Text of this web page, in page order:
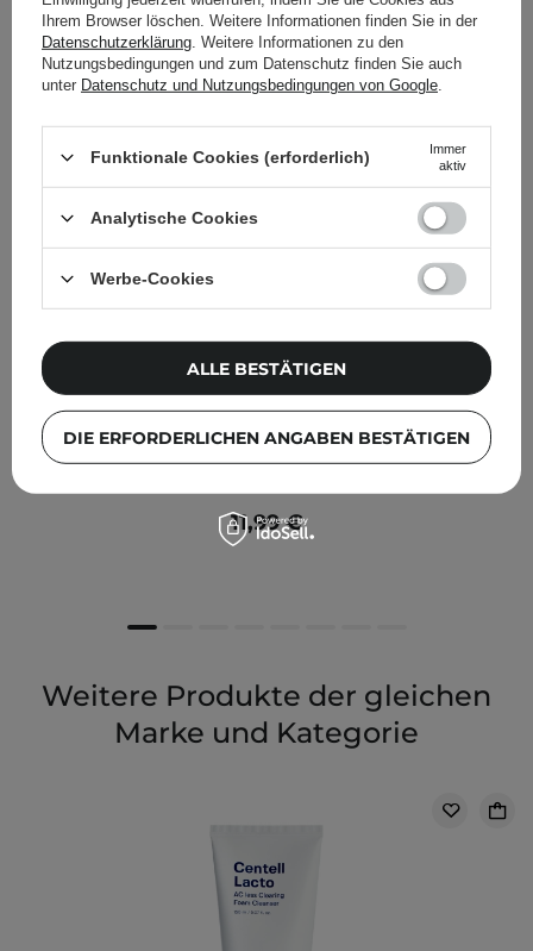
anderen Kunden geprüft
KOSMETOLOGE EMPFIEHLT
11,99 €
Weitere Produkte der gleichen
Marke und Kategorie
Ihrem Browser löschen. Weitere Informationen finden Sie in der
Datenschutzerklärung . Weitere Informationen zu den
Nutzungsbedingungen und zum Datenschutz finden Sie auch
unter Datenschutz und Nutzungsbedingungen von Google
Funktionale Cookies (erforderlich)
Immer
aktiv
Analytische Cookies
Werbe-Cookies
DIE ERFORDERLICHEN ANGABEN BESTÄTIGEN
ALLE BESTÄTIGEN